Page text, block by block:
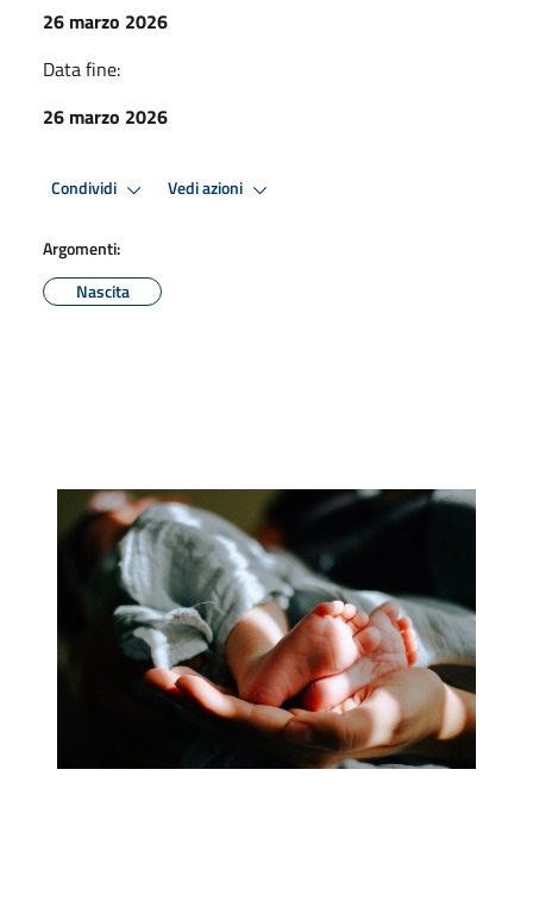
26 marzo 2026
Data fine:
26 marzo 2026
Condividi Vedi azioni
Argomenti:
Nascita